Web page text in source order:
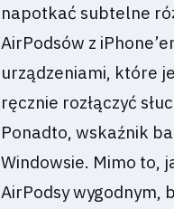
napotkać subtelne
AirPodsów z
urządzeniami, które
ręcznie rozłączyć
Ponadto, wskaźnik
Windowsie. Mimo to,
AirPodsy wygodnym,